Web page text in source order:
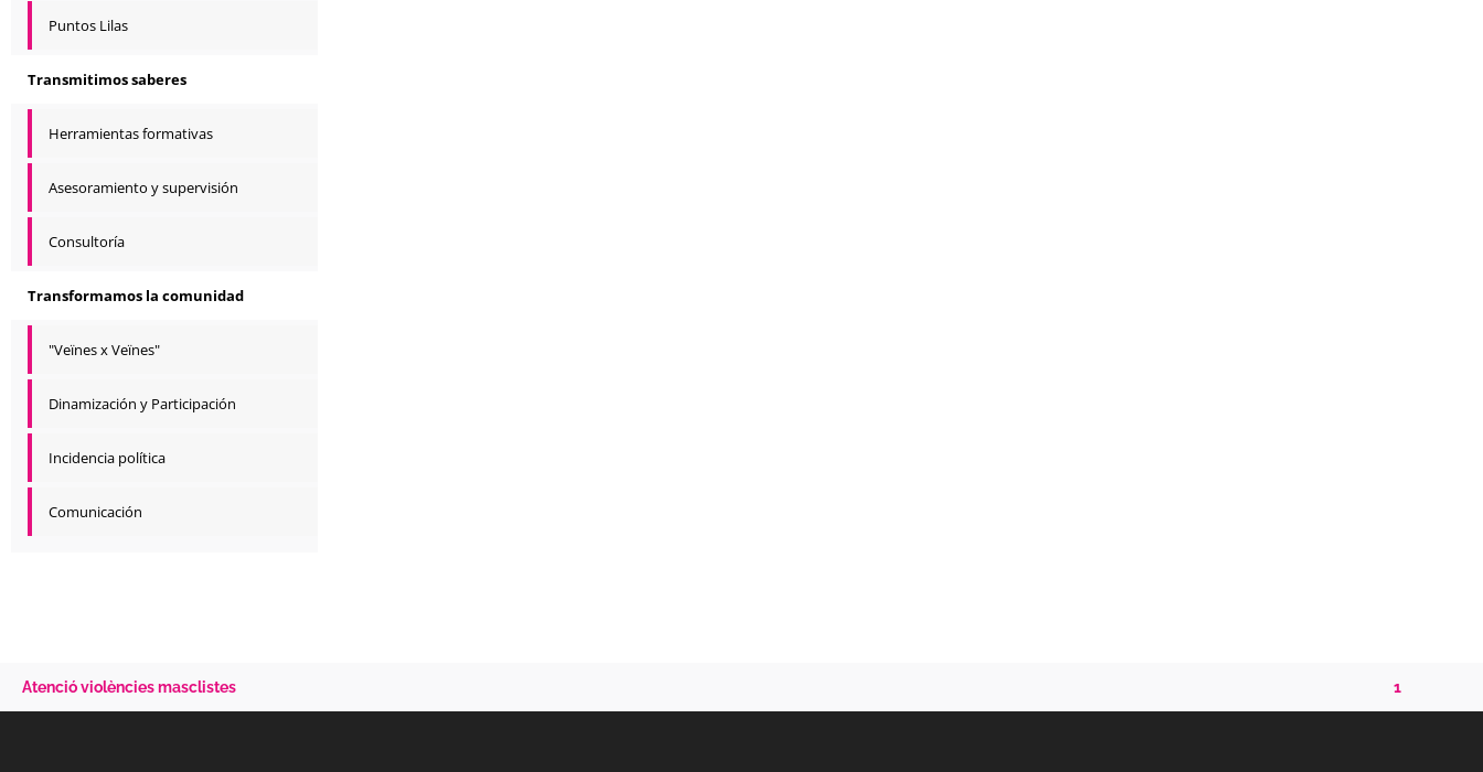
Puntos Lilas
Transmitimos saberes
Herramientas formativas
Asesoramiento y supervisión
Consultoría
Transformamos la comunidad
"Veïnes x Veïnes"
Dinamización y Participación
Incidencia política
Comunicación
Atenció violències masclistes 1